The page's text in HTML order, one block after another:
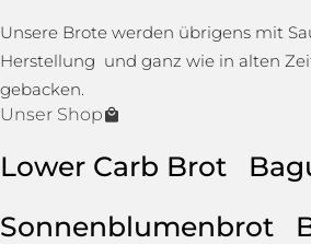
Unsere Brote werden übrigens mit
Herstellung und ganz wie in alten
gebacken.
Unser Shop
Lower Carb Brot
Sonnenblumenbrot